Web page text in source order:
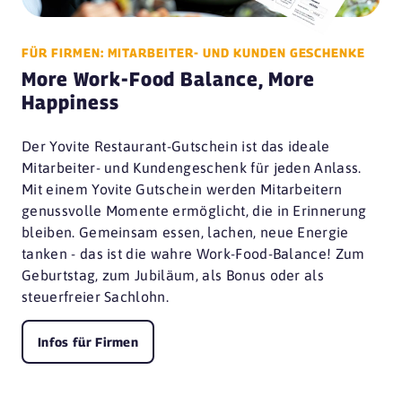
FÜR FIRMEN: MITARBEITER- UND KUNDEN GESCHENKE
More Work-Food Balance, More
Happiness
Der Yovite Restaurant-Gutschein ist das ideale
Mitarbeiter- und Kundengeschenk für jeden Anlass.
Mit einem Yovite Gutschein werden Mitarbeitern
genussvolle Momente ermöglicht, die in Erinnerung
bleiben. Gemeinsam essen, lachen, neue Energie
tanken - das ist die wahre Work-Food-Balance! Zum
Geburtstag, zum Jubiläum, als Bonus oder als
steuerfreier Sachlohn.
Infos für Firmen